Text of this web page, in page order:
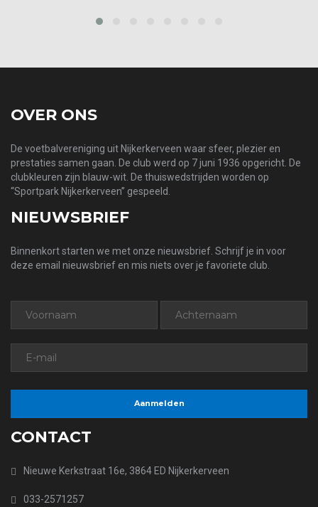
OVER ONS
De voetbalvereniging uit Nijkerkerveen waar sfeer, plezier en
prestaties samen gaan. De club werd op 7 juni 1936 opgericht. De
clubkleuren zijn blauw-wit. De thuiswedstrijden worden op
“Sportpark Nijkerkerveen” gespeeld.
NIEUWSBRIEF
Binnenkort starten we met onze nieuwsbrief. Schrijf je in voor
deze email nieuwsbrief en mis niets over je favoriete club.
CONTACT
Nieuwe Kerkstraat 16e, 3864 ED Nijkerkerveen
033-2571257